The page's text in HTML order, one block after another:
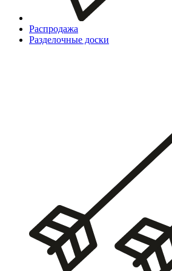
Распродажа
Разделочные доски